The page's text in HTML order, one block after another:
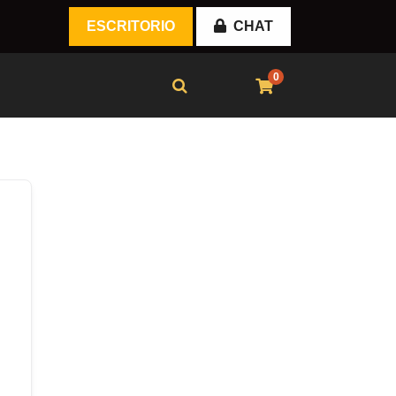
ESCRITORIO CHAT
0